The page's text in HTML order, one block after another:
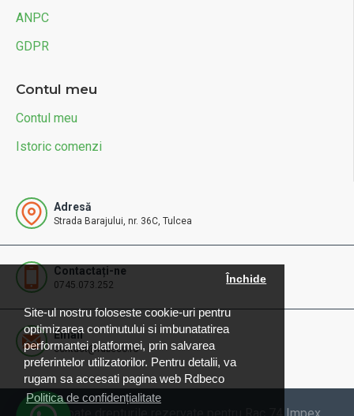
Site-ul nostru foloseste cookie-uri pentru
optimizarea continutului si imbunatatirea
performantei platformei, prin salvarea
preferintelor utilizatorilor. Pentru detalii, va
rugam sa accesati pagina web Rdbeco
Politica de confidențialitate
Închide
ANPC
GDPR
Contul meu
Contul meu
Istoric comenzi
Adresă
Strada Barajului, nr. 36C, Tulcea
Contactați-ne
0745.073.252
Email
contact@rdbeco.ro